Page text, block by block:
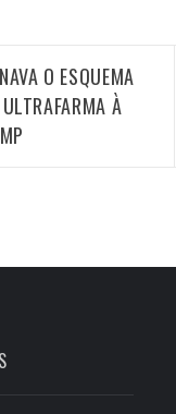
O ESQUEMA
À